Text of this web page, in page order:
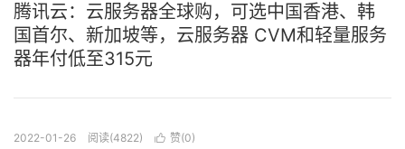
腾讯云：云服务器全球购，可选中国香港、韩
国首尔、新加坡等，云服务器 CVM和轻量服务
器年付低至315元
2022-01-26 阅读(4822)  赞(0)